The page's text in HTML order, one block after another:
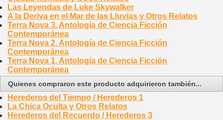
Las Leyendas de Luke Skywalker
A la Deriva en el Mar de las Lluvias y Otros Relatos
Terra Nova 3. Antología de Ciencia Ficción
Contemporánea
Terra Nova 2. Antología de Ciencia Ficción
Contemporánea
Terra Nova 1. Antología de Ciencia Ficción
Contemporánea
Quienes compraron este producto adquirieron también...
Herederos del Tiempo / Herederos 1
La Chica Oculta y Otros Relatos
Herederos del Recuerdo / Herederos 3